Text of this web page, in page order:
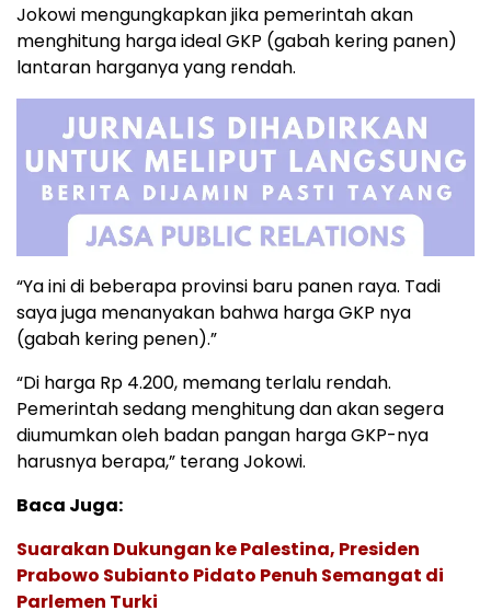
Jokowi mengungkapkan jika pemerintah akan
menghitung harga ideal GKP (gabah kering panen)
lantaran harganya yang rendah.
“Ya ini di beberapa provinsi baru panen raya. Tadi
saya juga menanyakan bahwa harga GKP nya
(gabah kering penen).”
“Di harga Rp 4.200, memang terlalu rendah.
Pemerintah sedang menghitung dan akan segera
diumumkan oleh badan pangan harga GKP-nya
harusnya berapa,” terang Jokowi.
Baca Juga:
Suarakan Dukungan ke Palestina, Presiden
Prabowo Subianto Pidato Penuh Semangat di
Parlemen Turki